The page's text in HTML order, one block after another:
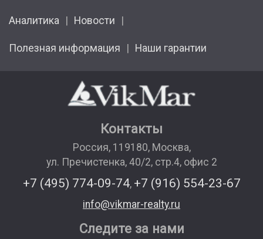
Аналитика Новости
Полезная информация Наши гарантии
Контакты
Россия, 119180, Москва,
ул. Пречистенка, 40/2, стр.4, офис 2
+7 (495) 774-09-74, +7 (916) 554-23-67
info@vikmar-realty.ru
Следите за нами